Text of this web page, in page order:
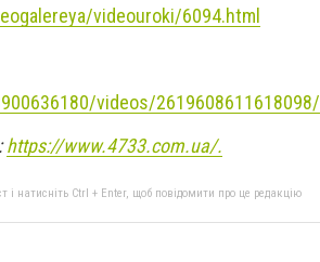
videouroki/6094.html
videos/2619608611618098/
https://www.4733.com.ua/.
і натисніть Ctrl + Enter, щоб повідомити про це редакцію